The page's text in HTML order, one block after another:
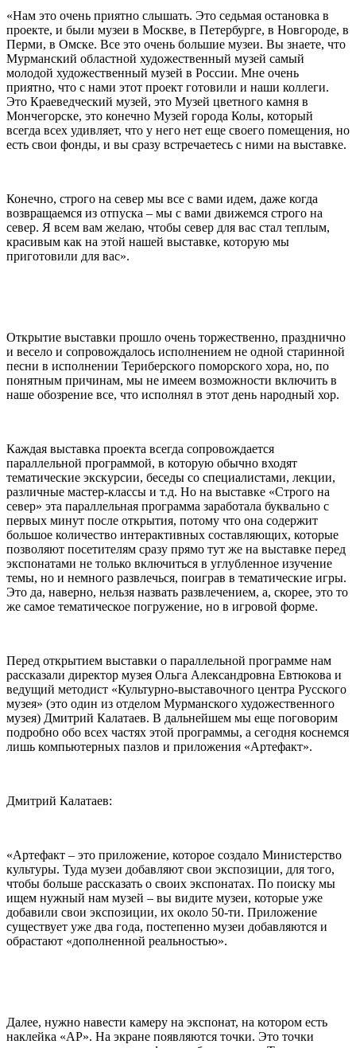
«Нам это очень приятно слышать. Это седьмая остановка в
проекте, и были музеи в Москве, в Петербурге, в Новгороде, в
Перми, в Омске. Все это очень большие музеи. Вы знаете, что
Мурманский областной художественный музей самый
молодой художественный музей в России. Мне очень
приятно, что с нами этот проект готовили и наши коллеги.
Это Краеведческий музей, это Музей цветного камня в
Мончегорске, это конечно Музей города Колы, который
всегда всех удивляет, что у него нет еще своего помещения, но
есть свои фонды, и вы сразу встречаетесь с ними на выставке.
Конечно, строго на север мы все с вами идем, даже когда
возвращаемся из отпуска – мы с вами движемся строго на
север. Я всем вам желаю, чтобы север для вас стал теплым,
красивым как на этой нашей выставке, которую мы
приготовили для вас».
Открытие выставки прошло очень торжественно, празднично
и весело и сопровождалось исполнением не одной старинной
песни в исполнении Териберского поморского хора, но, по
понятным причинам, мы не имеем возможности включить в
наше обозрение все, что исполнял в этот день народный хор.
Каждая выставка проекта всегда сопровождается
параллельной программой, в которую обычно входят
тематические экскурсии, беседы со специалистами, лекции,
различные мастер-классы и т.д. Но на выставке «Строго на
север» эта параллельная программа заработала буквально с
первых минут после открытия, потому что она содержит
большое количество интерактивных составляющих, которые
позволяют посетителям сразу прямо тут же на выставке перед
экспонатами не только включиться в углубленное изучение
темы, но и немного развлечься, поиграв в тематические игры.
Это да, наверно, нельзя назвать развлечением, а, скорее, это то
же самое тематическое погружение, но в игровой форме.
Перед открытием выставки о параллельной программе нам
рассказали директор музея Ольга Александровна Евтюкова и
ведущий методист «Культурно-выставочного центра Русского
музея» (это один из отделом Мурманского художественного
музея) Дмитрий Калатаев. В дальнейшем мы еще поговорим
подробно обо всех частях этой программы, а сегодня коснемся
лишь компьютерных пазлов и приложения «Артефакт».
Дмитрий Калатаев:
«Артефакт – это приложение, которое создало Министерство
культуры. Туда музеи добавляют свои экспозиции, для того,
чтобы больше рассказать о своих экспонатах. По поиску мы
ищем нужный нам музей – вы видите музеи, которые уже
добавили свои экспозиции, их около 50-ти. Приложение
существует уже два года, постепенно музеи добавляются и
обрастают «дополненной реальностью».
Далее, нужно навести камеру на экспонат, на котором есть
наклейка «АР». На экране появляются точки. Это точки